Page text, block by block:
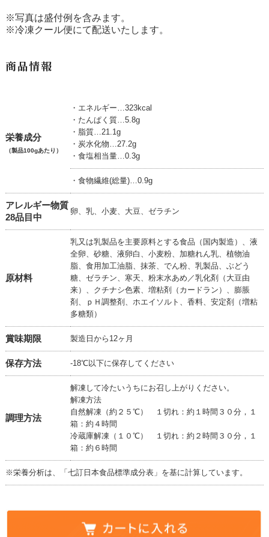
※写真は盛付例を含みます。
※冷凍クール便にて配送いたします。
商品情報
栄養成分
（製品100gあたり）
・エネルギー…323kcal
・たんぱく質…5.8g
・脂質…21.1g
・炭水化物…27.2g
・食塩相当量…0.3g
・食物繊維(総量)…0.9g
アレルギー物質
28品目中
卵、乳、小麦、大豆、ゼラチン
原材料
乳又は乳製品を主要原料とする食品（国内製造）、液
全卵、砂糖、液卵白、小麦粉、加糖れん乳、植物油
脂、食用加工油脂、抹茶、でん粉、乳製品、ぶどう
糖、ゼラチン、寒天、粉末水あめ／乳化剤（大豆由
来）、クチナシ色素、増粘剤（カードラン）、膨脹
剤、ｐＨ調整剤、ホエイソルト、香料、安定剤（増粘
多糖類）
賞味期限 製造日から12ヶ月
保存方法 -18℃以下に保存してください
調理方法
解凍して冷たいうちにお召し上がりください。
解凍方法
自然解凍（約２５℃） １切れ：約１時間３０分，１
箱：約４時間
冷蔵庫解凍（１０℃） １切れ：約２時間３０分，１
箱：約６時間
※栄養分析は、「七訂日本食品標準成分表」を基に計算しています。